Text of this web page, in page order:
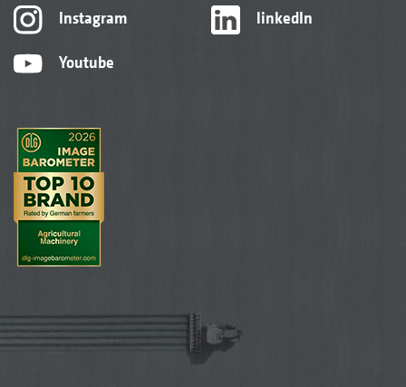
Instagram
Youtube
linkedIn